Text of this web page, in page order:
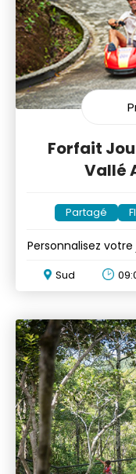
Forfait
Vallé
Partagé
Personnalisez
Sud